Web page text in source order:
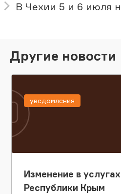
В Чехии 5 и 6 июля
Другие новости
Изменение в
Республики Крым
уведомления